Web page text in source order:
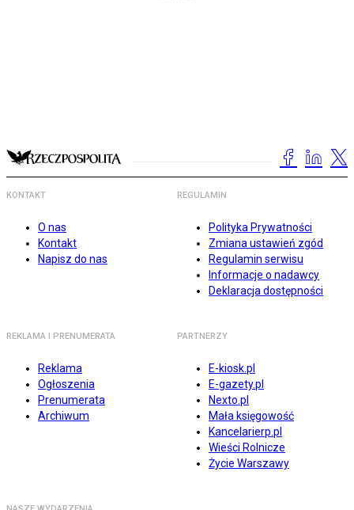
KONTAKT
O nas
Kontakt
Napisz do nas
REGULAMIN
Polityka Prywatności
Zmiana ustawień zgód
Regulamin serwisu
Informacje o nadawcy
Deklaracja dostępności
REKLAMA I PRENUMERATA
Reklama
Ogłoszenia
Prenumerata
Archiwum
PARTNERZY
E-kiosk.pl
E-gazety.pl
Nexto.pl
Mała księgowość
Kancelarierp.pl
Wieści Rolnicze
Życie Warszawy